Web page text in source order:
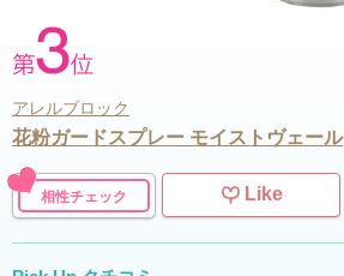
アレルブロック
花粉ガードスプレー モイストヴェール
相性チェック Like